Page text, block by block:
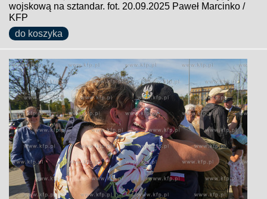
wojskową na sztandar. fot. 20.09.2025 Paweł Marcinko /
KFP
do koszyka